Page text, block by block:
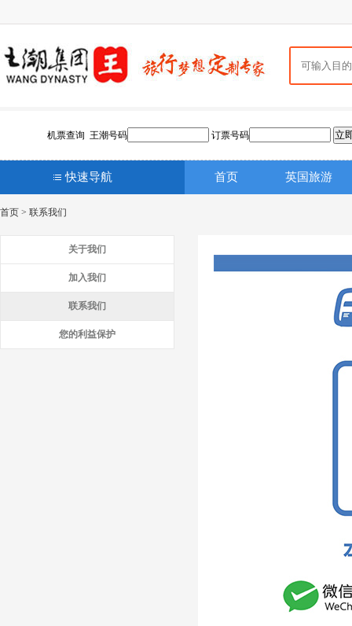
机票查询 王潮号码 订票号码
快速导航 首页 英国旅游
首页 > 联系我们
关于我们
加入我们
联系我们
您的利益保护